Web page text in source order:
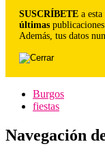
SUSCRÍBETE a esta
últimas
Además, tus datos
Burgos
fiestas
Navegación